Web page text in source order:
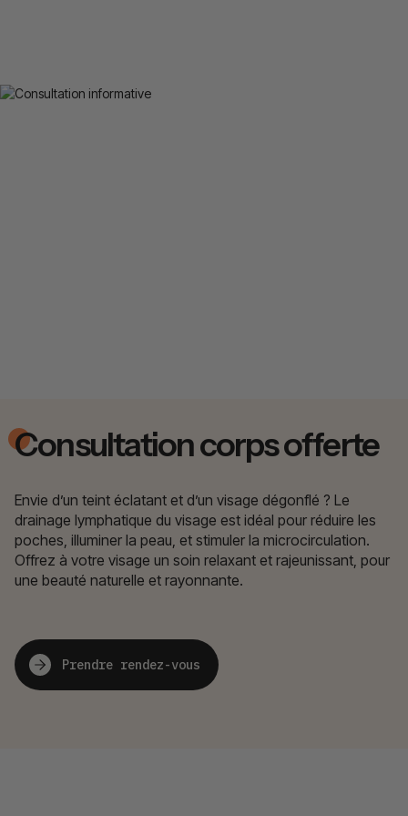
Consultation corps offerte
Envie d’un teint éclatant et d’un visage dégonflé ? Le
drainage lymphatique du visage est idéal pour réduire les
poches, illuminer la peau, et stimuler la microcirculation.
Offrez à votre visage un soin relaxant et rajeunissant, pour
une beauté naturelle et rayonnante.
Prendre rendez-vous